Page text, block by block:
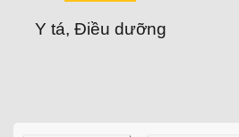
Y tá, Điều dưỡng